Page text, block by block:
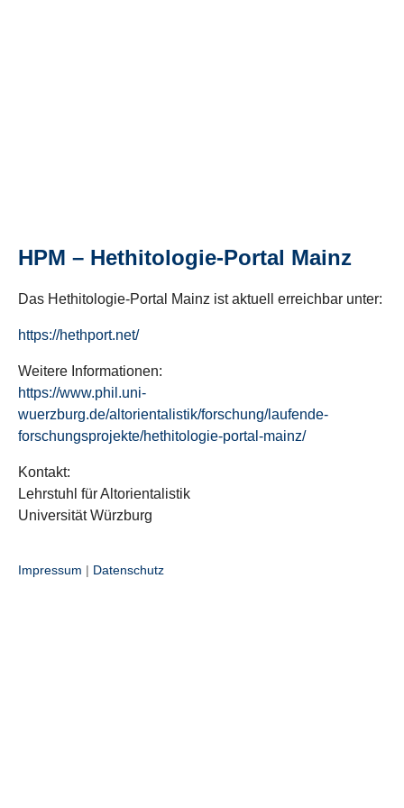
HPM – Hethitologie-Portal Mainz
Das Hethitologie-Portal Mainz ist aktuell erreichbar unter:
https://hethport.net/
Weitere Informationen:
https://www.phil.uni-
wuerzburg.de/altorientalistik/forschung/laufende-
forschungsprojekte/hethitologie-portal-mainz/
Kontakt:
Lehrstuhl für Altorientalistik
Universität Würzburg
Impressum | Datenschutz